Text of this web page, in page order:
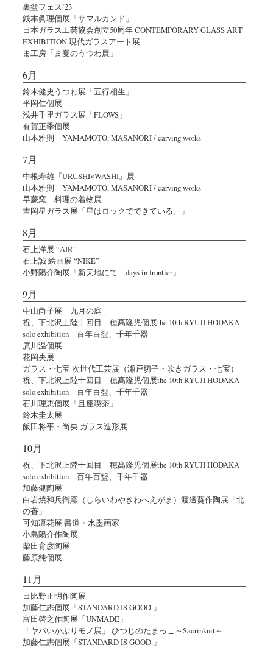
裏盆フェス’23
銭本眞理個展「サマルカンド」
日本ガラス工芸協会創立50周年 CONTEMPORARY GLASS ART
EXHIBITION 現代ガラスアート展
ま工房「ま夏のうつわ展」
6月
鈴木健史うつわ展「五行相生」
平岡仁個展
浅井千里ガラス展「FLOWS」
有賀正季個展
山本雅則｜YAMAMOTO, MASANORI / carving works
7月
中根寿雄『URUSHI×WASHI』展
山本雅則｜YAMAMOTO, MASANORI / carving works
早蕨窯 料理の着物展
吉岡星ガラス展「星はロックでできている。」
8月
石上洋展 “AIR”
石上誠 絵画展 “NIKE”
小野陽介陶展「新天地にて − days in frontier」
9月
中山尚子展 九月の庭
祝、下北沢上陸十回目 穂髙隆児個展the 10th RYUJI HODAKA
solo exhibition 百年百盌、千年千器
廣川温個展
花岡央展
ガラス・七宝 次世代工芸展（瀬戸切子・吹きガラス・七宝）
祝、下北沢上陸十回目 穂髙隆児個展the 10th RYUJI HODAKA
solo exhibition 百年百盌、千年千器
石川理恵個展「且座喫茶」
鈴木圭太展
飯田将平・尚央 ガラス造形展
10月
祝、下北沢上陸十回目 穂髙隆児個展the 10th RYUJI HODAKA
solo exhibition 百年百盌、千年千器
加藤健陶展
白岩焼和兵衛窯（しらいわやきわへえがま）渡邊葵作陶展「北
の蒼」
可知凛花展 書道・水墨画家
小島陽介作陶展
柴田育彦陶展
藤原純個展
11月
日比野正明作陶展
加藤仁志個展「STANDARD IS GOOD.」
富田啓之作陶展「UNMADE」
「ヤバいかぶりモノ展」 ひつじのたまっこ～Saorinknit～
加藤仁志個展「STANDARD IS GOOD.」